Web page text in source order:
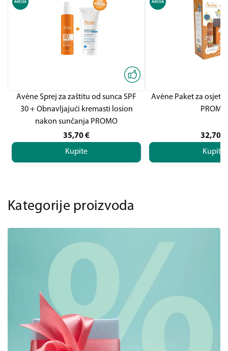
Avène Sprej za zaštitu od sunca SPF
30 + Obnavljajući kremasti losion
nakon sunčanja PROMO
35,70€
Kupite
Avène Paket za
PROMO
32,70
Kupite
Kategorije proizvoda